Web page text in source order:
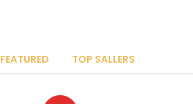
FEATURED TOP SALLERS